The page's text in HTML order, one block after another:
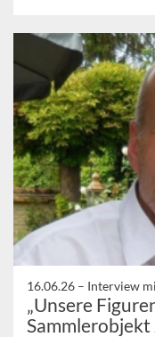
16.06.26 – Interview
„Unsere
Sammlerobjekt